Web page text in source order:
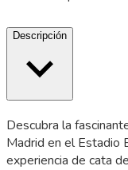
Descripción
Descubra la
Madrid en el Estadio
experiencia de cata